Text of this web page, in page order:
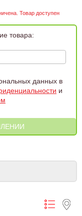
Товар доступен
товара:
данных в
и